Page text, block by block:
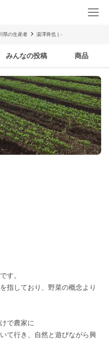
県の生産者 湯澤将也 | -
みんなの投稿 商品
す。
指しており、野菜の概念より
で農家に
て行き、自然と遊びながら興